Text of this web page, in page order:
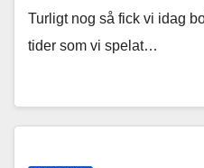
Turligt nog så fick vi idag
tider som vi spelat…